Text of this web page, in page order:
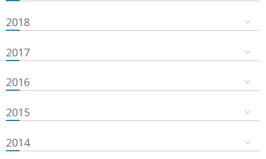
2018
2017
2016
2015
2014